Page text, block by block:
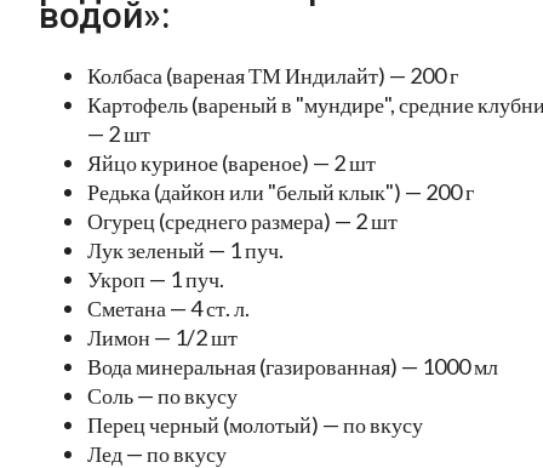
водой»:
Колбаса (вареная ТМ Индилайт) — 200 г
Картофель (вареный в "мундире", средние
— 2 шт
Яйцо куриное (вареное) — 2 шт
Редька (дайкон или "белый клык") — 200 г
Огурец (среднего размера) — 2 шт
Лук зеленый — 1 пуч.
Укроп — 1 пуч.
Сметана — 4 ст. л.
Лимон — 1/2 шт
Вода минеральная (газированная) — 1000 мл
Соль — по вкусу
Перец черный (молотый) — по вкусу
Лед — по вкусу